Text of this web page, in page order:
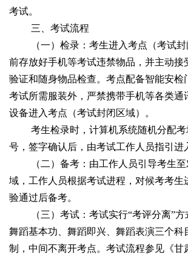
考试。
三、考试流程
（一）检录：考生进入考点（考试
前存放好手机等考试违禁物品，并主动接
验证和随身物品检查。考点配备智能安检
考试所需服装外，严禁携带手机等各类通
设备进入考点（考试封闭区域）。
考生检录时，计算机系统随机分配
号，签字确认后，由考试工作人员指引进
（二）备考：由工作人员引导考生
域，工作人员根据考试进程，对候考考生
验通过后备考。
（三）考试：考试实行“考评分离”
舞蹈基本功、舞蹈即兴、舞蹈表演三个科
制，中间不离开考点。考试流程参见《甘